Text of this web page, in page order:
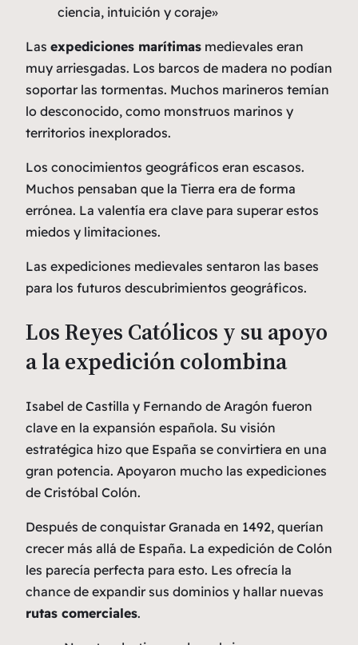
ciencia, intuición y coraje»
Las expediciones marítimas medievales eran
muy arriesgadas. Los barcos de madera no podían
soportar las tormentas. Muchos marineros temían
lo desconocido, como monstruos marinos y
territorios inexplorados.
Los conocimientos geográficos eran escasos.
Muchos pensaban que la Tierra era de forma
errónea. La valentía era clave para superar estos
miedos y limitaciones.
Las expediciones medievales sentaron las bases
para los futuros descubrimientos geográficos.
Los Reyes Católicos y su apoyo
a la expedición colombina
Isabel de Castilla y Fernando de Aragón fueron
clave en la expansión española. Su visión
estratégica hizo que España se convirtiera en una
gran potencia. Apoyaron mucho las expediciones
de Cristóbal Colón.
Después de conquistar Granada en 1492, querían
crecer más allá de España. La expedición de Colón
les parecía perfecta para esto. Les ofrecía la
chance de expandir sus dominios y hallar nuevas
rutas comerciales.